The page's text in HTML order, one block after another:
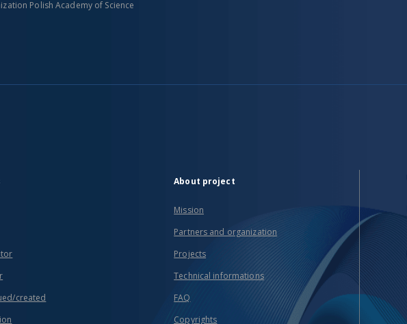
Polish Academy of Science
created
About project
Mission
Partners and organization
Projects
Technical informations
FAQ
Copyrights